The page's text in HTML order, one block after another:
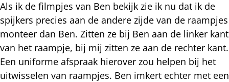
Als ik de filmpjes van Ben bekijk zie ik nu dat ik de
spijkers precies aan de andere zijde van de raampjes
monteer dan Ben. Zitten ze bij Ben aan de linker kant
van het raampje, bij mij zitten ze aan de rechter kant.
Een uniforme afspraak hierover zou helpen bij het
uitwisselen van raampjes. Ben imkert echter met een